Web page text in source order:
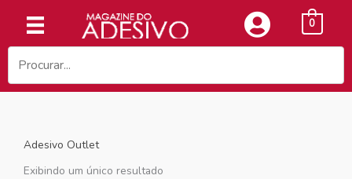
conteúdo
0
Adesivo Outlet
Exibindo um único resultado